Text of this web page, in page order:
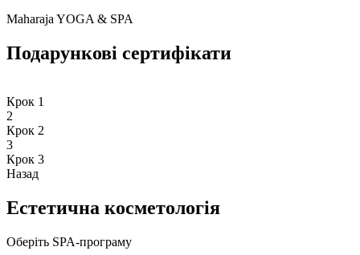
Maharaja YOGA & SPA
Подарункові сертифікати
Крок 1
2
Крок 2
3
Крок 3
Назад
Естетична косметологія
Oберіть SPA-програму